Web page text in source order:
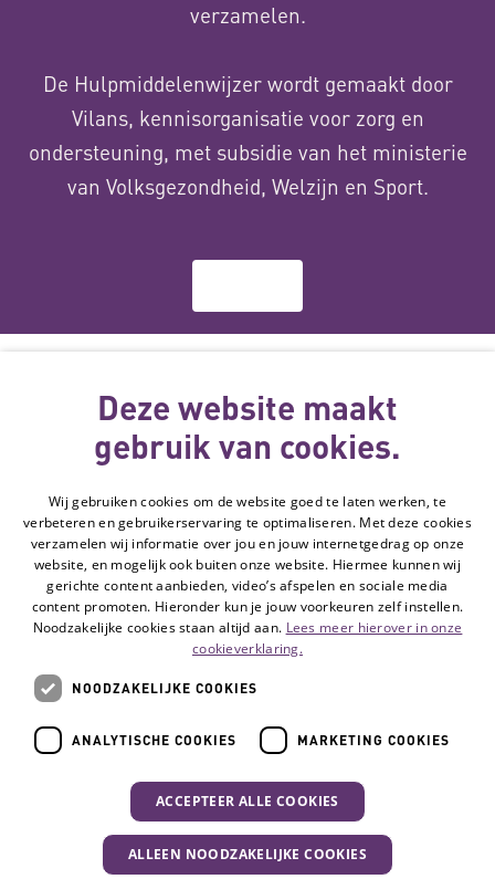
verzamelen.
De Hulpmiddelenwijzer wordt gemaakt door
Vilans, kennisorganisatie voor zorg en
ondersteuning, met subsidie van het ministerie
van Volksgezondheid, Welzijn en Sport.
wordt gemaakt
met subsidie
van
Volg de Hulpmiddelenwijzer: Ga naar de
Veelgestelde vragen
Contact
Disclaimer
© Vilans, 2026
Deze website maakt
gebruik van cookies.
Wij gebruiken cookies om de website goed te laten werken, te
verbeteren en gebruikerservaring te optimaliseren. Met deze cookies
verzamelen wij informatie over jou en jouw internetgedrag op onze
website, en mogelijk ook buiten onze website. Hiermee kunnen wij
gerichte content aanbieden, video’s afspelen en sociale media
content promoten. Hieronder kun je jouw voorkeuren zelf instellen.
Noodzakelijke cookies staan altijd aan. Lees meer hierover in onze
cookieverklaring.
NOODZAKELIJKE COOKIES
ANALYTISCHE COOKIES MARKETING COOKIES
ACCEPTEER ALLE COOKIES
ALLEEN NOODZAKELIJKE COOKIES